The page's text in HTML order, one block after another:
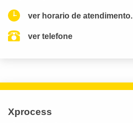
ver horario de atendimento.
ver telefone
Xprocess